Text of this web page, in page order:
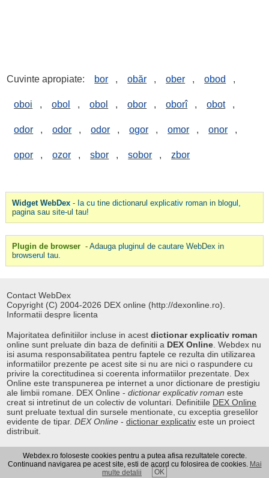
Cuvinte apropiate: bor , obăr , ober , obod ,
oboi , obol , obol , obor , oborî , obot ,
odor , odor , odor , ogor , omor , onor ,
opor , ozor , sbor , sobor , zbor
Widget WebDex- Ia cu tine dictionarul explicativ roman in blogul,
pagina sau site-ul tau!
Plugin de browser - Adauga pluginul de cautare WebDex in
browserul tau.
Contact WebDex
Copyright (C) 2004-2026 DEX online (http://dexonline.ro).
Informatii despre licenta
Majoritatea definitiilor incluse in acestdictionar explicativ roman
online sunt preluate din baza de definitii a DEX Online . Webdex nu
isi asuma responsabilitatea pentru faptele ce rezulta din utilizarea
informatiilor prezente pe acest site si nu are nici o raspundere cu
privire la corectitudinea si coerenta informatiilor prezentate. Dex
Online este transpunerea pe internet a unor dictionare de prestigiu
ale limbii romane. DEX Online -dictionar explicativ roman este
creat si intretinut de un colectiv de voluntari. Definitiile DEX Online
sunt preluate textual din sursele mentionate, cu exceptia greselilor
evidente de tipar.DEX Online -dictionar explicativ este un proiect
distribuit.
Curs valutar|Kurs walut|Pret fier vechi
Webdex.ro foloseste cookies pentru a putea afisa rezultatele corecte.
Continuand navigarea pe acest site, esti de acord cu folosirea de cookies. Mai
multe detalii
OK